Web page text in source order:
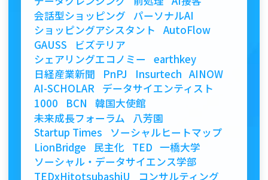
会話型ショッピング
パーソナルAI
ショッピングアシスタント
AutoFlow
GAUSS
ビズテリア
シェアリングエコノミー
earthkey
日経産業新聞
PnPJ Insurtech AINOW
AI-SCHOLAR データサイエンティスト
1000
BCN
韓国大使館
未来成長フォーラム
八芳園
Startup Times
ソーシャルヒートマップ
LionBridge 民主化 TED 一橋大学
ソーシャル・データサイエンス学部
TEDxHitotsubashiU
コンサルティング